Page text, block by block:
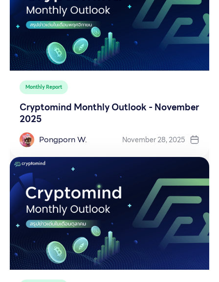
Monthly Report
Cryptomind Monthly Outlook - November
2025
Pongporn W. November 28, 2025